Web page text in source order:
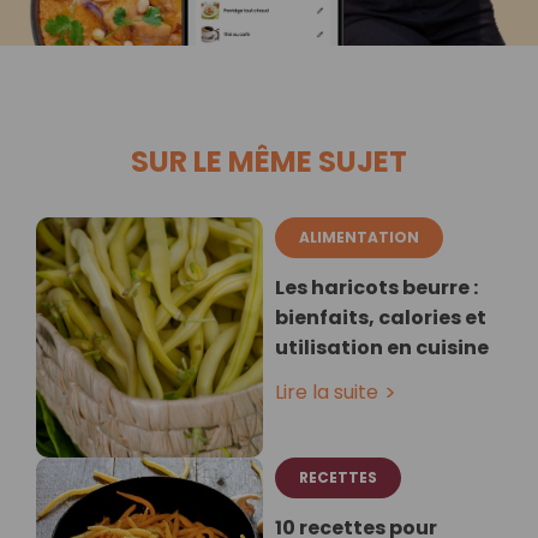
SUR LE MÊME SUJET
ALIMENTATION
Les haricots beurre :
bienfaits, calories et
utilisation en cuisine
Lire la suite
RECETTES
10 recettes pour